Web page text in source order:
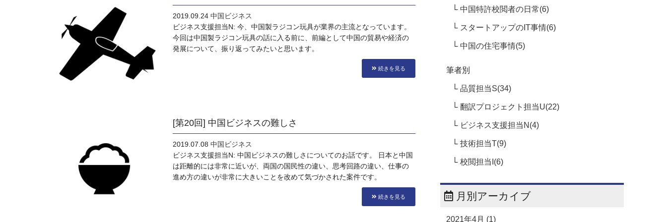
2019.09.24 中国ビジネス
ビジネス支援担当N: 今、中国製ラジコン玩具が業界の主流となっています。
今回は中国製ラジコン玩具の話に入る前に、前編として中国の貿易や経済の
発展について、振り返ってみたいと思います。
続きを見る
[第20回] 中国ビジネスの難しさ
2019.07.08 中国ビジネス
ビジネス支援担当N: 中国ビジネスの難しさについてのお話です。 日本と中国
は距離的には非常に近いが、両国の国民性の違い、思考回路の違い、仕事の
進め方の違いが非常に大きいことを改めて気づかされた案件です。
続きを見る
中国特許校閲者の日常(6)
スタートアップのIT事情(6)
中国の住宅事情(5)
筆者別
品質担当S(34)
翻訳プロジェクト担当U(22)
ビジネス支援担当N(4)
技術担当T(9)
校閲担当I(6)
月別アーカイブ
2021年4月 (1)